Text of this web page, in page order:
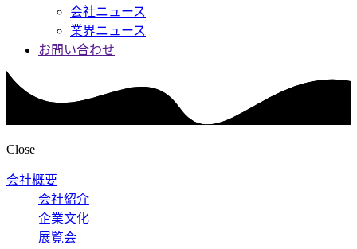
会社ニュース
業界ニュース
お問い合わせ
Close
会社概要
会社紹介
企業文化
展覧会